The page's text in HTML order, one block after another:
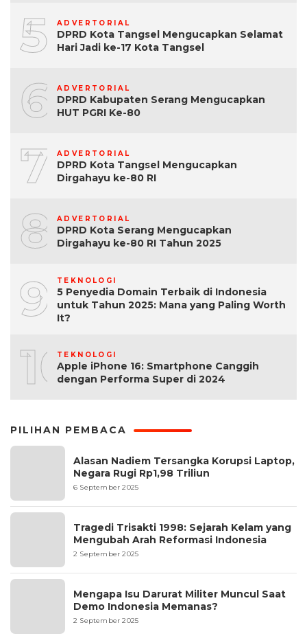
5 ADVERTORIAL
DPRD Kota Tangsel Mengucapkan Selamat
Hari Jadi ke-17 Kota Tangsel
6 ADVERTORIAL
DPRD Kabupaten Serang Mengucapkan
HUT PGRI Ke-80
7 ADVERTORIAL
DPRD Kota Tangsel Mengucapkan
Dirgahayu ke-80 RI
8 ADVERTORIAL
DPRD Kota Serang Mengucapkan
Dirgahayu ke-80 RI Tahun 2025
9 TEKNOLOGI
5 Penyedia Domain Terbaik di Indonesia
untuk Tahun 2025: Mana yang Paling Worth
It?
10TEKNOLOGI
Apple iPhone 16: Smartphone Canggih
dengan Performa Super di 2024
PILIHAN PEMBACA
Alasan Nadiem Tersangka Korupsi Laptop,
Negara Rugi Rp1,98 Triliun
6 September 2025
Tragedi Trisakti 1998: Sejarah Kelam yang
Mengubah Arah Reformasi Indonesia
2 September 2025
Mengapa Isu Darurat Militer Muncul Saat
Demo Indonesia Memanas?
2 September 2025